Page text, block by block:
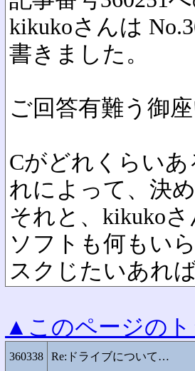
kikukoさんは
書きました。
ご回答有難う御座
Cがどれくらい
れによって、決
それと、kikuko
ソフトも何もい
スクじたいあれば
▲このページのト
360338 Re:ドライブについて…